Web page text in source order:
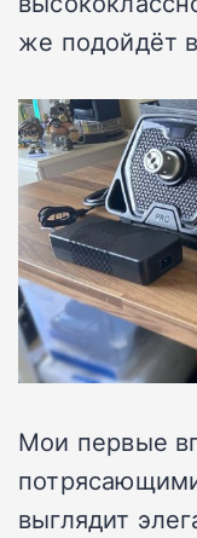
же подойдёт
Мои первые
выглядит